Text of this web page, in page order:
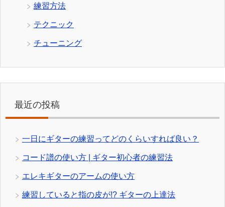
練習方法
テクニック
チューニング
最近の投稿
一日にギターの練習ってどのくらいすれば良い？
コード譜の使い方 | ギター初心者の練習法
エレキギターのアームの使い方
練習していると指の皮が!? ギターの上達法